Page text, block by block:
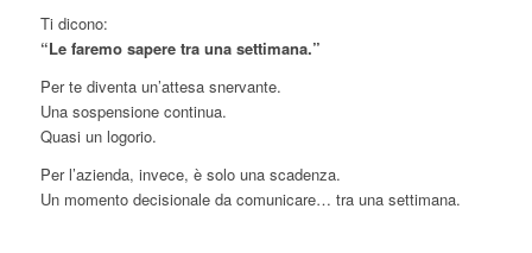
Ti dicono:
“Le faremo sapere tra una settimana.”
Per te diventa un’attesa snervante.
Una sospensione continua.
Quasi un logorio.
Per l’azienda, invece, è solo una scadenza.
Un momento decisionale da comunicare… tra una settimana.